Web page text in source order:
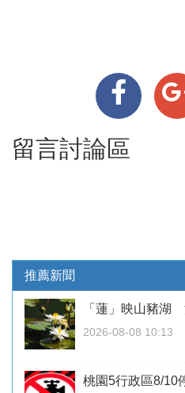
留言討論區
推薦新聞
「蓮」映山豬湖
2026-08-08 10:13
桃園5行政區8/